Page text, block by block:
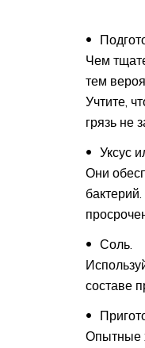
Чем
тем
Учтите,
грязь не
Уксус
Они
Соль.
составе
Опытные